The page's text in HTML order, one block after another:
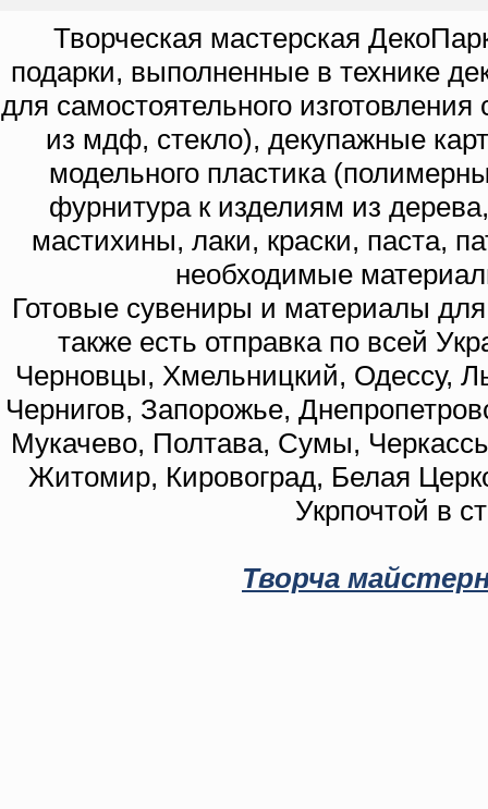
Творческая мастерская
подарки, выполненные в технике
для самостоятельного
из мдф, стекло), декупажные
модельного пластика
фурнитура к изделиям из
мастихины, лаки, краски, паста,
необходимые
Готовые сувениры и материалы
также есть отправка по всей
Черновцы, Хмельницкий, Одессу,
Чернигов, Запорожье,
Мукачево, Полтава, Сумы,
Житомир, Кировоград, Белая
Укрпочтой в
Творча